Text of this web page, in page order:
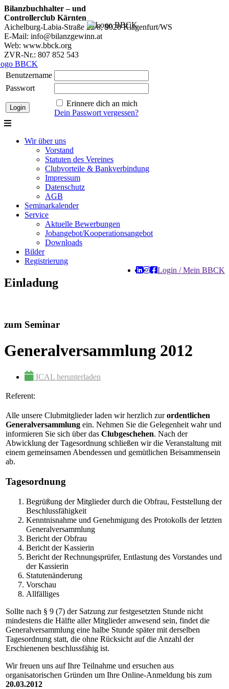
Bilanzbuchhalter – und
Controllerclub Kärnten
Aichelburg-Labia-Straße 22/8, 9020 Klagenfurt/WS
E-Mail: info@bilanzgewinn.at
Web: www.bbck.org
ZVR-Nr.: 807 852 543
Benutzername
Passwort
Erinnere dich an mich
Dein Passwort vergessen?
Wir über uns
Vorstand
Statuten des Vereines
Clubvorteile & Bankverbindung
Impressum
Datenschutz
AGB
Seminarkalender
Service
Aktuelle Bewerbungen
Jobangebot/Kooperationsangebot
Downloads
Bilder
Registrierung
Login / Mein BBCK
Einladung
zum Seminar
Generalversammlung 2012
ICAL herunterladen
Referent:
Alle unsere Clubmitglieder laden wir herzlich zurordentlichen
Generalversammlung ein. Nehmen Sie die Gelegenheit wahr und
informieren Sie sich über das Clubgeschehen. Nach der
Abwicklung der Tagesordnung schließen wir die Veranstaltung mit
einem gemeinsamen Abendessen und gemütlichen Beisammensein
ab.
Tagesordnung
Begrüßung der Mitglieder durch die Obfrau, Feststellung der
Beschlussfähigkeit
Kenntnisnahme und Genehmigung des Protokolls der letzten
Generalversammlung
Bericht der Obfrau
Bericht der Kassierin
Bericht der Rechnungsprüfer, Entlastung des Vorstandes und
der Kassierin
Statutenänderung
Vorschau
Allfälliges
Sollte nach § 9 (7) der Satzung zur festgesetzten Stunde nicht
mindestens die Hälfte aller Mitglieder anwesend sein, findet die
Generalversammlung eine halbe Stunde später mit derselben
Tagesordnung statt, die ohne Rücksicht auf die Anzahl der
Erschienenen beschlussfähig ist.
Wir freuen uns auf Ihre Teilnahme und ersuchen aus
organisatorischen Gründen um Ihre Online-Anmeldung bis zum
20.03.2012